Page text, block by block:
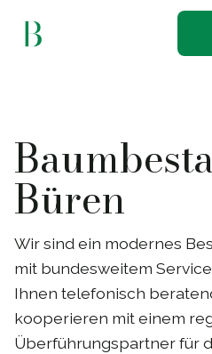
Büren
Wir sind ein modernes
mit bundesweitem
Ihnen telefonisch
kooperieren mit einem
Überführungspartner für